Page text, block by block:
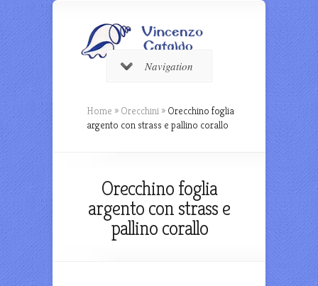
Navigation
Home » Orecchini » Orecchino foglia
argento con strass e pallino corallo
Orecchino foglia
argento con strass e
pallino corallo